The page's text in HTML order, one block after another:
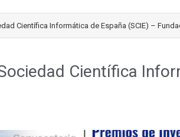
Científica Informática de España (SCIE) –
Científica